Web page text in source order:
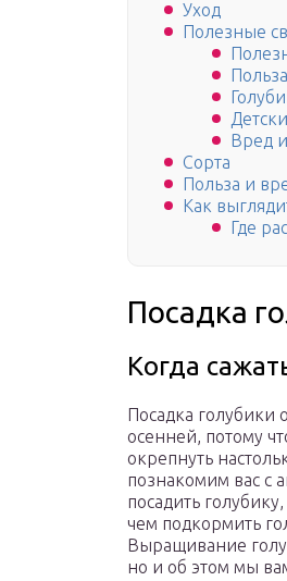
Уход
Полезные
Вред
Сорта
Польза и
Как
Где
Посадка
Когда
Посадка голубики
осенней, потому
окрепнуть
познакомим вас с
посадить
чем подкормить
Выращивание
но и об этом мы